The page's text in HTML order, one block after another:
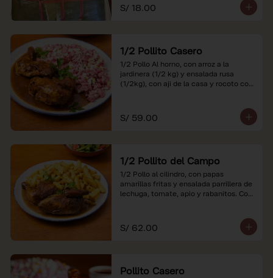
S/ 18.00
1/2 Pollito Casero
1/2 Pollo Al horno, con arroz a la
jardinera (1/2 kg) y ensalada rusa
(1/2kg), con aji de la casa y rocoto con
*Nuestros precios están expresados en
soles e incluyen impuestos de ley y
S/ 59.00
1/2 Pollito del Campo
1/2 Pollo al cilindro, con papas
amarillas fritas y ensalada parrillera de
lechuga, tomate, apio y rabanitos. Con
*Nuestros precios están expresados en
soles e incluyen impuestos de ley y
S/ 62.00
Pollito Casero